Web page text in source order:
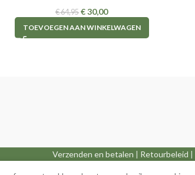
€64,95 €30,00
TOEVOEGEN AAN WINKELWAGEN
Verzenden en betalen | Retourbeleid |